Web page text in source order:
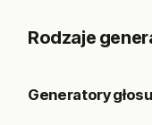
Rodzaje
Generatory